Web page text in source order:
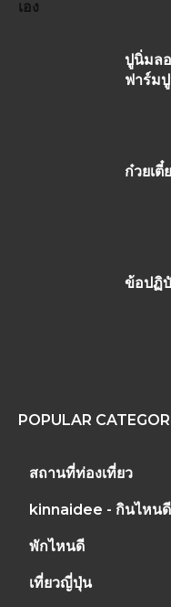
เอง
ปูนิ่มล
ฟาร์ม
ก๋วยเตี๋
ข้อปฏิ
POPULAR
สถานที่ท่องเที่ยว
kinnaidee - กินไหนดี
พักไหนดี
เที่ยวญี่ปุ่น